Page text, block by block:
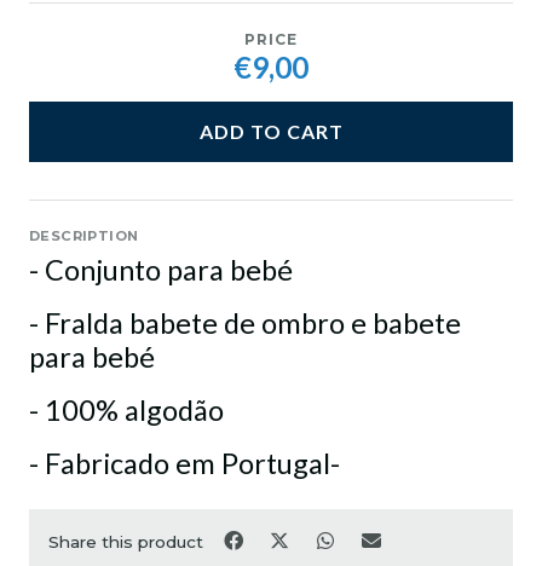
PRICE
€9,00
ADD TO CART
DESCRIPTION
- Conjunto para bebé
- Fralda babete de ombro e babete
para bebé
- 100% algodão
- Fabricado em Portugal-
Share this product